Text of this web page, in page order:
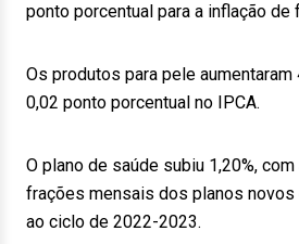
ponto porcentual para a inflação de
Os produtos para pele aumentaram
0,02 ponto porcentual no IPCA.
O plano de saúde subiu 1,20%,
frações mensais dos planos
ao ciclo de 2022-2023.